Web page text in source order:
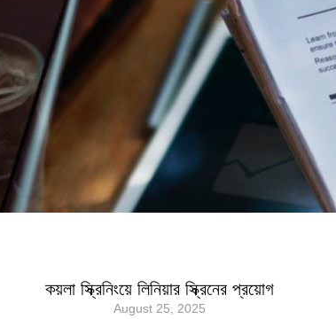
কয়লা স্ক্রিনিংয়ে লিনিয়ার স্ক্রিনের প্রয়োগ
August 25, 2025